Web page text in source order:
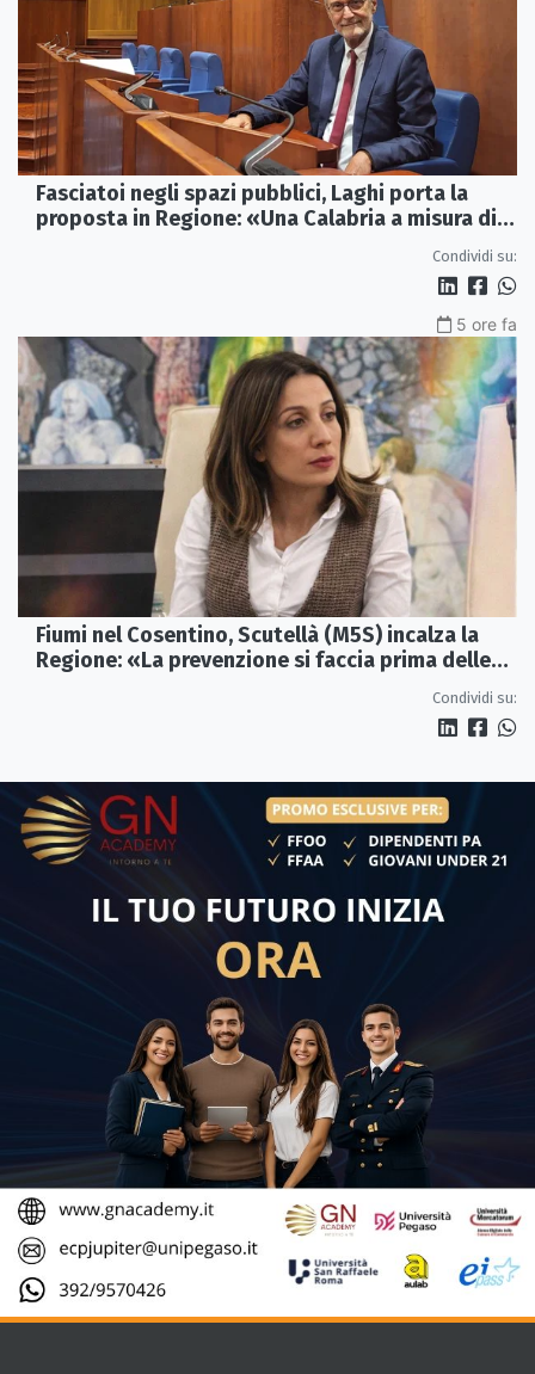
Fasciatoi negli spazi pubblici, Laghi porta la
proposta in Regione: «Una Calabria a misura di
Condividi su:
5 ore fa
Fiumi nel Cosentino, Scutellà (M5S) incalza la
Regione: «La prevenzione si faccia prima delle
Condividi su: